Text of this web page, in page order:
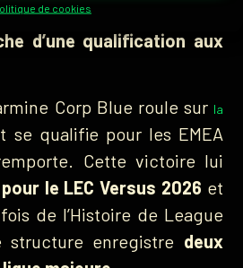
de cookies
LECl’année dernière, son
d’une qualification aux
Corp Blue roule sur la
se qualifie pour les EMEA
Cette victoire lui
le LEC Versus 2026 et
de l’Histoire de League
structure enregistre deux